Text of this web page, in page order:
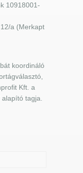
10918001-
a (Merkapt
koordináló
Kft. a
tagja.